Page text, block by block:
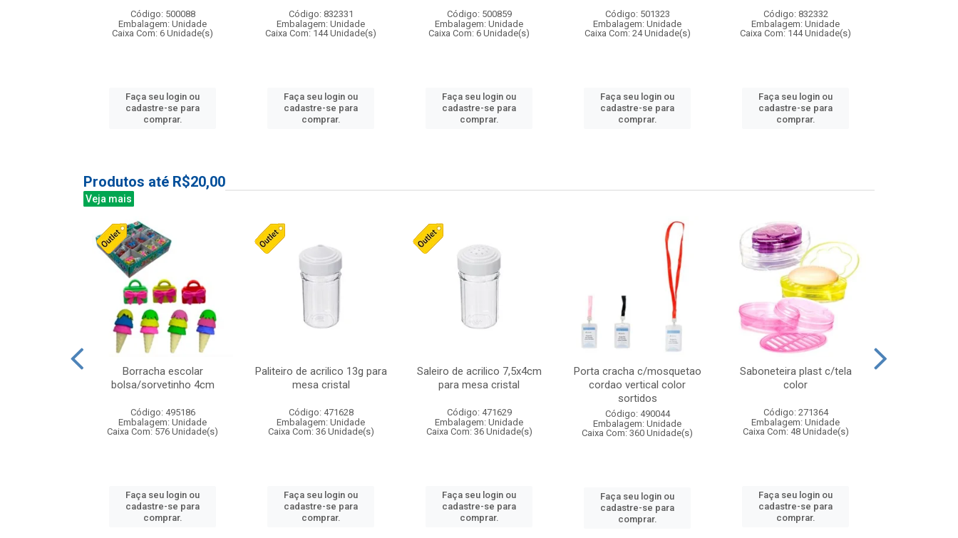
Código: 500088
Embalagem: Unidade
Caixa Com: 6 Unidade(s)
Faça seu login ou
cadastre-se para
comprar.
Código: 832331
Embalagem: Unidade
Caixa Com: 144 Unidade(s)
Faça seu login ou
cadastre-se para
comprar.
Código: 500859
Embalagem: Unidade
Caixa Com: 6 Unidade(s)
Faça seu login ou
cadastre-se para
comprar.
Código: 501323
Embalagem: Unidade
Caixa Com: 24 Unidade(s)
Faça seu login ou
cadastre-se para
comprar.
Código: 832332
Embalagem: Unidade
Caixa Com: 144 Unidade(s)
Faça seu login ou
cadastre-se para
comprar.
Produtos até R$20,00
Veja mais
Borracha escolar
bolsa/sorvetinho 4cm
Código: 495186
Embalagem: Unidade
Caixa Com: 576 Unidade(s)
Faça seu login ou
cadastre-se para
comprar.
Paliteiro de acrilico 13g para
mesa cristal
Código: 471628
Embalagem: Unidade
Caixa Com: 36 Unidade(s)
Faça seu login ou
cadastre-se para
comprar.
Saleiro de acrilico 7,5x4cm
para mesa cristal
Código: 471629
Embalagem: Unidade
Caixa Com: 36 Unidade(s)
Faça seu login ou
cadastre-se para
comprar.
Porta cracha c/mosquetao
cordao vertical color
sortidos
Código: 490044
Embalagem: Unidade
Caixa Com: 360 Unidade(s)
Faça seu login ou
cadastre-se para
comprar.
Saboneteira plast c/tela
color
Código: 271364
Embalagem: Unidade
Caixa Com: 48 Unidade(s)
Faça seu login ou
cadastre-se para
comprar.